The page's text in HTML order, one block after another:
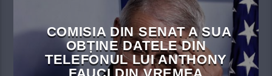
COMISIA DIN SENAT A SUA
OBȚINE DATELE DIN
TELEFONUL LUI ANTHONY